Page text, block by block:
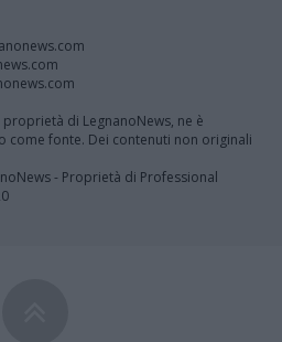
di LegnanoNews, ne è
come fonte. Dei contenuti non originali
- Proprietà di Professional